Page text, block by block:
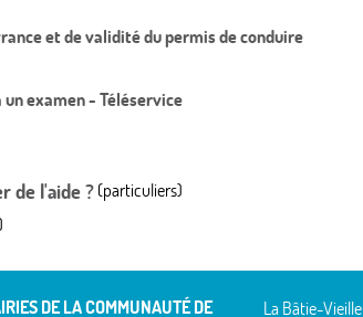
et de validité du permis de conduire
un examen - Téléservice
de l'aide ? (particuliers)
DE LA COMMUNAUTÉ DE
La Bâtie-Vieille